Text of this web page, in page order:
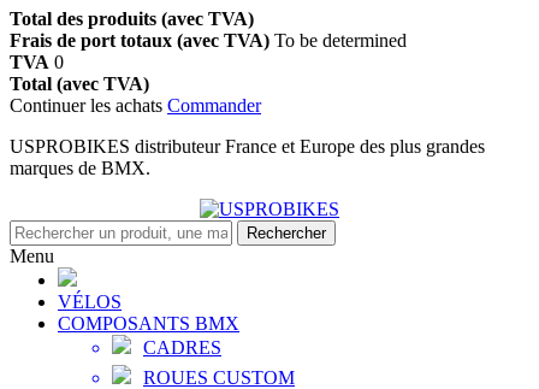
Total des produits (avec TVA)
Frais de port totaux (avec TVA) To be determined
TVA 0
Total (avec TVA)
Continuer les achats Commander
USPROBIKES distributeur France et Europe des plus grandes
marques de BMX.
Rechercher
Menu
VÉLOS
COMPOSANTS BMX
CADRES
ROUES CUSTOM